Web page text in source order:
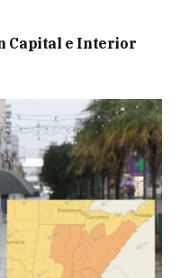
Capital e Interior